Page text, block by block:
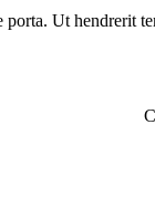
Ut hendrerit